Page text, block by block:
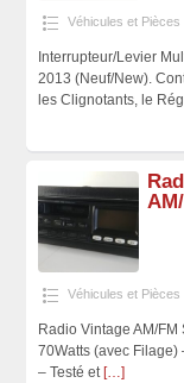
Véhicules et Pièces
Interrupteur/Levier
2013 (Neuf/New).
les Clignotants, le
Véhicules et Pièces
Radio Vintage AM/
70Watts (avec Filage)
– Testé et […]